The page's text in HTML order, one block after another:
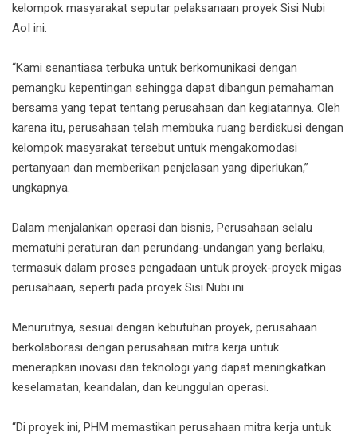
kelompok masyarakat seputar pelaksanaan proyek Sisi Nubi
AoI ini.
“Kami senantiasa terbuka untuk berkomunikasi dengan
pemangku kepentingan sehingga dapat dibangun pemahaman
bersama yang tepat tentang perusahaan dan kegiatannya. Oleh
karena itu, perusahaan telah membuka ruang berdiskusi dengan
kelompok masyarakat tersebut untuk mengakomodasi
pertanyaan dan memberikan penjelasan yang diperlukan,”
ungkapnya.
Dalam menjalankan operasi dan bisnis, Perusahaan selalu
mematuhi peraturan dan perundang-undangan yang berlaku,
termasuk dalam proses pengadaan untuk proyek-proyek migas
perusahaan, seperti pada proyek Sisi Nubi ini.
Menurutnya, sesuai dengan kebutuhan proyek, perusahaan
berkolaborasi dengan perusahaan mitra kerja untuk
menerapkan inovasi dan teknologi yang dapat meningkatkan
keselamatan, keandalan, dan keunggulan operasi.
“Di proyek ini, PHM memastikan perusahaan mitra kerja untuk